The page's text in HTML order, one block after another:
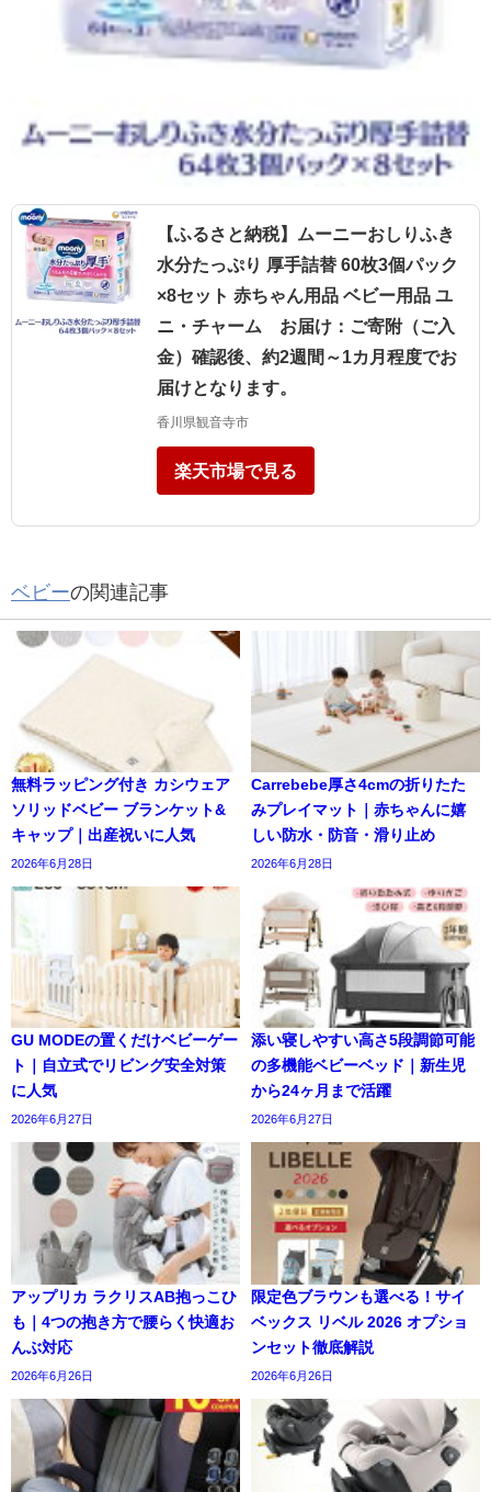
【ふるさと納税】ムーニーおしりふき
水分たっぷり 厚手詰替 60枚3個パック
×8セット 赤ちゃん用品 ベビー用品 ユ
ニ・チャーム お届け：ご寄附（ご入
金）確認後、約2週間～1カ月程度でお
届けとなります。
香川県観音寺市
楽天市場で見る
ベビーの関連記事
無料ラッピング付き カシウェア
ソリッドベビー ブランケット&
キャップ｜出産祝いに人気
2026年6月28日
Carrebebe厚さ4cmの折りたた
みプレイマット｜赤ちゃんに嬉
しい防水・防音・滑り止め
2026年6月28日
GU MODEの置くだけベビーゲー
ト｜自立式でリビング安全対策
に人気
2026年6月27日
添い寝しやすい高さ5段調節可能
の多機能ベビーベッド｜新生児
から24ヶ月まで活躍
2026年6月27日
アップリカ ラクリスAB抱っこひ
も｜4つの抱き方で腰らく快適お
んぶ対応
2026年6月26日
限定色ブラウンも選べる！サイ
ベックス リベル 2026 オプショ
ンセット徹底解説
2026年6月26日